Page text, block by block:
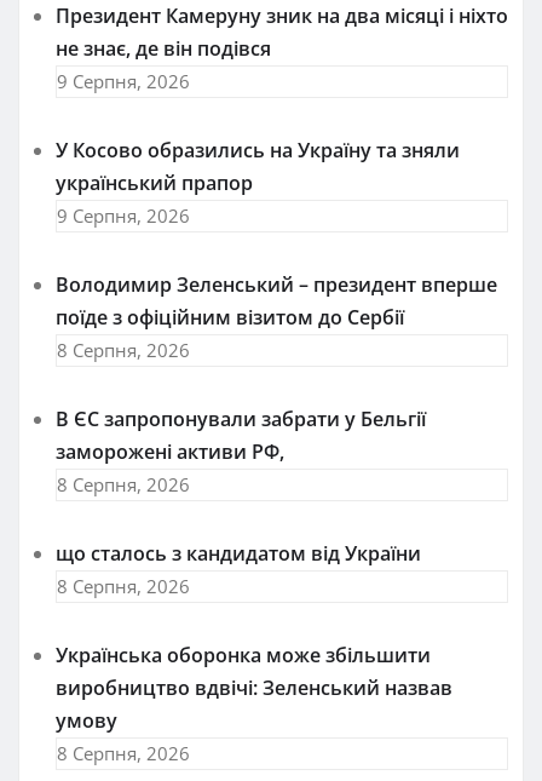
Президент Камеруну зник на два місяці і ніхто
не знає, де він подівся
9 Серпня, 2026
У Косово образились на Україну та зняли
український прапор
9 Серпня, 2026
Володимир Зеленський – президент вперше
поїде з офіційним візитом до Сербії
8 Серпня, 2026
В ЄС запропонували забрати у Бельгії
заморожені активи РФ,
8 Серпня, 2026
що сталось з кандидатом від України
8 Серпня, 2026
Українська оборонка може збільшити
виробництво вдвічі: Зеленський назвав
умову
8 Серпня, 2026